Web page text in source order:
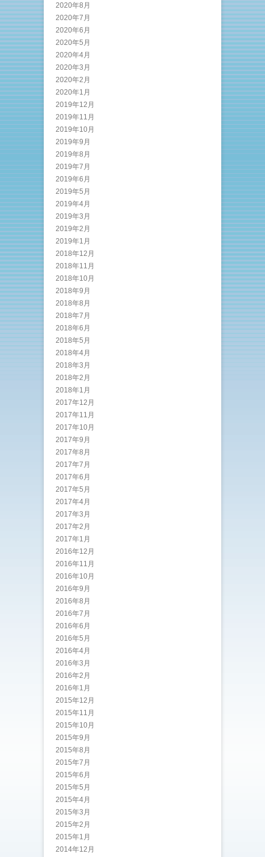
2020年8月
2020年7月
2020年6月
2020年5月
2020年4月
2020年3月
2020年2月
2020年1月
2019年12月
2019年11月
2019年10月
2019年9月
2019年8月
2019年7月
2019年6月
2019年5月
2019年4月
2019年3月
2019年2月
2019年1月
2018年12月
2018年11月
2018年10月
2018年9月
2018年8月
2018年7月
2018年6月
2018年5月
2018年4月
2018年3月
2018年2月
2018年1月
2017年12月
2017年11月
2017年10月
2017年9月
2017年8月
2017年7月
2017年6月
2017年5月
2017年4月
2017年3月
2017年2月
2017年1月
2016年12月
2016年11月
2016年10月
2016年9月
2016年8月
2016年7月
2016年6月
2016年5月
2016年4月
2016年3月
2016年2月
2016年1月
2015年12月
2015年11月
2015年10月
2015年9月
2015年8月
2015年7月
2015年6月
2015年5月
2015年4月
2015年3月
2015年2月
2015年1月
2014年12月